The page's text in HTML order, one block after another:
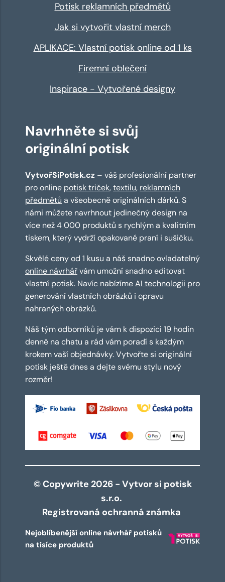
Potisk reklamních předmětů
Jak si vytvořit vlastní merch
APLIKACE: Vlastní potisk online od 1 ks
Firemní oblečení
Inspirace - Vytvořené designy
Navrhněte si svůj
originální potisk
VytvořSiPotisk.cz – váš profesionální partner
pro online potisk triček,textilu, reklamních
předmětů a všeobecně originálních dárků. S
námi můžete navrhnout jedinečný design na
více než 4 000 produktů s rychlým a kvalitním
tiskem, který vydrží opakované praní i sušičku.
Skvělé ceny od 1 kusu a náš snadno ovladatelný
online návrhářvám umožní snadno editovat
vlastní potisk. Navíc nabízímeAI technologii pro
generování vlastních obrázků i opravu
nahraných obrázků.
Náš tým odborníků je vám k dispozici 19 hodin
denně na chatu a rád vám poradí s každým
krokem vaší objednávky. Vytvořte si originální
potisk ještě dnes a dejte svému stylu nový
rozměr!
© Copywrite 2026 - Vytvor si potisk
s.r.o.
Registrovaná ochranná známka
Nejoblíbenější online návrhář potisků
na tisíce produktů